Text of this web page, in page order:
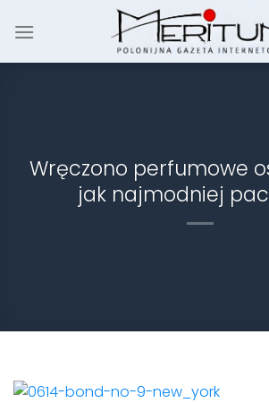
Wręczono perfumowe
jak najmodniej